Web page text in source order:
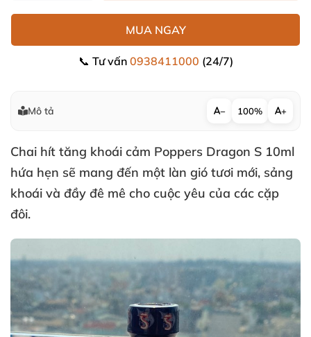
MUA NGAY
📞 Tư vấn 0938411000 (24/7)
Mô tả − 100% +
Chai hít tăng khoái cảm Poppers Dragon S 10ml
hứa hẹn sẽ mang đến một làn gió tươi mới, sảng
khoái và đầy đê mê cho cuộc yêu của các cặp
đôi.